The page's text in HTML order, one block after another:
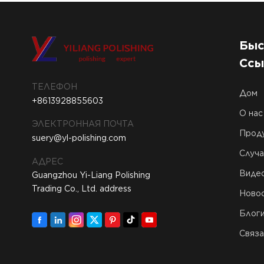
высокой
полировки YL-
APM-021-3
ТЕЛЕФОН
+8613928855603
ЭЛЕКТРОННАЯ ПОЧТА
suery@yl-polishing.com
АДРЕС
Guangzhou Yi-Liang Polishing
Trading Co., Ltd. address
Дом
О нас
Блоги